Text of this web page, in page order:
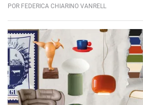
POR FEDERICA CHIARINO VANRELL